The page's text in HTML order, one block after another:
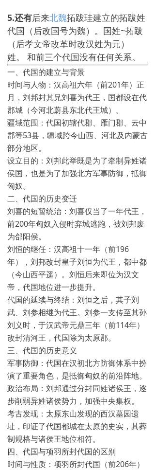
5.还有后来北魏拓跋珪建立的拓跋‌姓
代国（后改国号为魏）。国姓~拓跋‌
（后孝文帝改革时改汉姓为元）
姓。 和前三个代国没有任何关系。
一、代国的建立与背景
‌时间与人物‌：汉高祖六年（前201年）正
月，刘邦封其兄刘喜为代王，国都设在代
郡城（今河北蔚县东北代王城）。
‌疆域范围‌：代国初辖代郡、雁门郡、云中
郡等53县，疆域跨今山西、河北及内蒙古
部分地区。
‌设立目的‌：刘邦此举既是为了牵制异姓诸
侯国，也是为了加强北方军事防御，抵御
匈奴。
二、代国的历史变迁
‌刘喜的短暂统治‌：刘喜仅当了一年代王，
前200年匈奴入侵时弃城逃跑，被刘邦废
为郃阳侯。
‌刘恒的继任‌：汉高祖十一年（前196
年），刘邦改封皇子刘恒为代王，都中都
（今山西平遥）。刘恒后来即位为汉文
帝，代国地位进一步提升。
‌代国的延续与终结‌：刘恒之后，其子刘
武、刘参相继为代王。刘参一支传至其孙
刘义时，于汉武帝元鼎三年（前114年）
改封清河王，代国除为太原郡。
三、代国的历史意义
‌军事防御‌：代国在汉初北方防御体系中扮
演了重要角色，是抵御匈奴的前沿阵地。
‌政治布局‌：刘邦通过分封同姓诸侯王，逐
步削弱异姓诸侯势力，加强中央集权。
‌考古发现‌：太原东山发现的西汉墓园遗
址，印证了代国都城在太原的史实，其葬
制规格与诸侯王地位相符。
四、代国与项羽所封代国的区别
‌时间与性质‌：项羽所封代国（前206年）